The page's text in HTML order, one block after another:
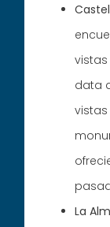
vistas
data
La